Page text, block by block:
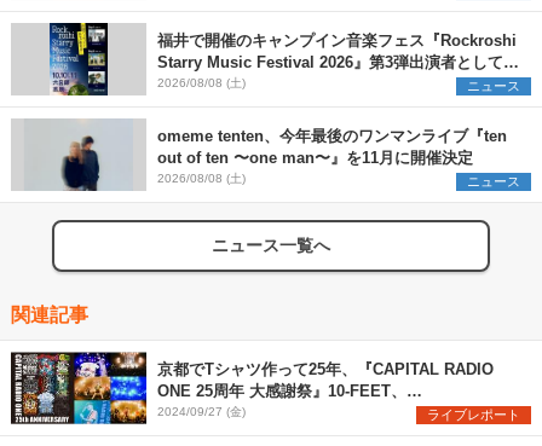
福井で開催のキャンプイン音楽フェス『Rockroshi
Starry Music Festival 2026』第3弾出演者として
SCOOBIE DO、かりゆし58、Reiを発表
2026/08/08 (土) ニュース
omeme tenten、今年最後のワンマンライブ『ten
out of ten 〜one man〜』を11月に開催決定
2026/08/08 (土) ニュース
ニュース一覧へ
関連記事
京都でTシャツ作って25年、『CAPITAL RADIO
ONE 25周年 大感謝祭』10-FEET、
ROTTENGRAFFTY、四星球が集結した初日をレポ
ート
2024/09/27 (金) ライブレポート